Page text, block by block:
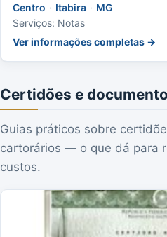
Centro · Itabira · MG
Serviços: Notas
Ver informações completas →
Certidões e
Guias práticos sobre
cartorários — o que dá para
custos.